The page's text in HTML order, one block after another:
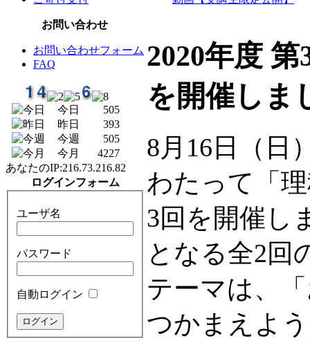
お問い合わせ
お問い合わせフォーム
FAQ
今日
505
昨日
393
今週
505
今月
4227
あなたのIP:216.73.216.82
ログインフォーム
ユーザ名
パスワード
自動ログイン
2020年度
を開催しま
8月16日（日
わたって「
3回を開催し
となる全2回
テーマは、
つかまえよ